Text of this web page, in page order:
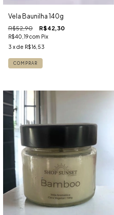
Vela Baunilha 140g
R$52,90 R$42,30
R$40,19com Pix
3 x de R$16,53